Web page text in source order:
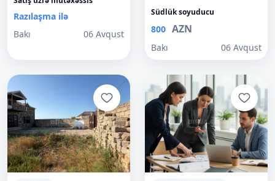
Razılaşma ilə
Bakı
06 Avqust
Südlük soyuducu
800 AZN
Bakı 06 Avqust